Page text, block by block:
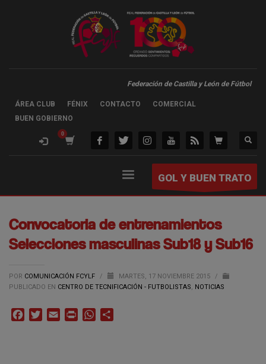
Federación de Castilla y León de Fútbol
ÁREA CLUB FÉNIX CONTACTO
COMERCIAL
BUEN GOBIERNO
GOL Y BUEN TRATO
Convocatoria de entrenamientos
Selecciones masculinas Sub18 y Sub16
POR COMUNICACIÓN FCYLF / MARTES, 17 NOVIEMBRE 2015
/
PUBLICADO EN CENTRO DE TECNIFICACIÓN - FUTBOLISTAS, NOTICIAS
FacebookTwitterEmail Print WhatsApp